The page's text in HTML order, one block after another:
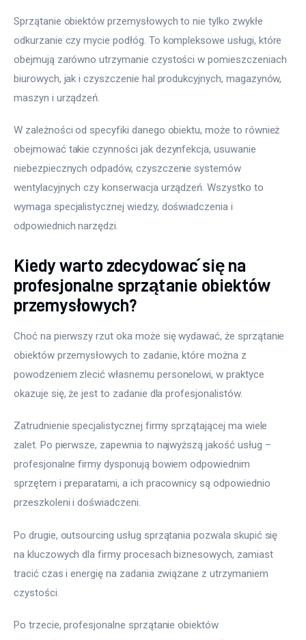
Sprzątanie obiektów przemysłowych to nie tylko zwykłe
odkurzanie czy mycie podłóg. To kompleksowe usługi, które
obejmują zarówno utrzymanie czystości w pomieszczeniach
biurowych, jak i czyszczenie hal produkcyjnych, magazynów,
maszyn i urządzeń.
W zależności od specyfiki danego obiektu, może to również
obejmować takie czynności jak dezynfekcja, usuwanie
niebezpiecznych odpadów, czyszczenie systemów
wentylacyjnych czy konserwacja urządzeń. Wszystko to
wymaga specjalistycznej wiedzy, doświadczenia i
odpowiednich narzędzi.
Kiedy warto zdecydować się na
profesjonalne sprzątanie obiektów
przemysłowych?
Choć na pierwszy rzut oka może się wydawać, że sprzątanie
obiektów przemysłowych to zadanie, które można z
powodzeniem zlecić własnemu personelowi, w praktyce
okazuje się, że jest to zadanie dla profesjonalistów.
Zatrudnienie specjalistycznej firmy sprzątającej ma wiele
zalet. Po pierwsze, zapewnia to najwyższą jakość usług –
profesjonalne firmy dysponują bowiem odpowiednim
sprzętem i preparatami, a ich pracownicy są odpowiednio
przeszkoleni i doświadczeni.
Po drugie, outsourcing usług sprzątania pozwala skupić się
na kluczowych dla firmy procesach biznesowych, zamiast
tracić czas i energię na zadania związane z utrzymaniem
czystości.
Po trzecie, profesjonalne sprzątanie obiektów